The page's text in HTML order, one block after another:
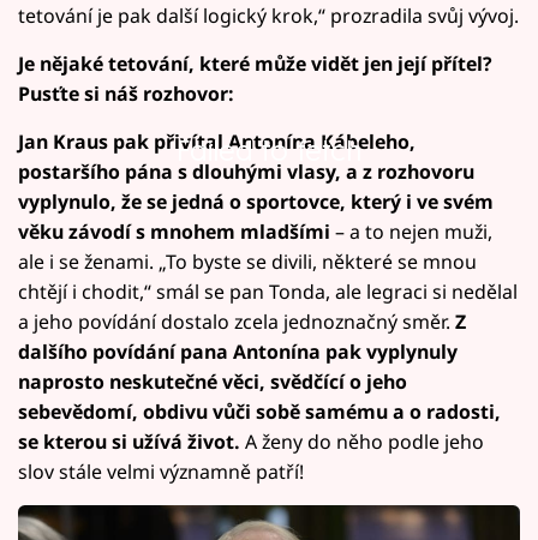
tetování je pak další logický krok,“ prozradila svůj vývoj.
Je nějaké tetování, které může vidět jen její přítel?
Pusťte si náš rozhovor:
Failed to fetch
Jan Kraus pak přivítal Antonína Kábeleho,
postaršího pána s dlouhými vlasy, a z rozhovoru
vyplynulo, že se jedná o sportovce, který i ve svém
věku závodí s mnohem mladšími – a to nejen muži,
ale i se ženami. „To byste se divili, některé se mnou
chtějí i chodit,“ smál se pan Tonda, ale legraci si nedělal
a jeho povídání dostalo zcela jednoznačný směr. Z
dalšího povídání pana Antonína pak vyplynuly
naprosto neskutečné věci, svědčící o jeho
sebevědomí, obdivu vůči sobě samému a o radosti,
se kterou si užívá život. A ženy do něho podle jeho
slov stále velmi významně patří!